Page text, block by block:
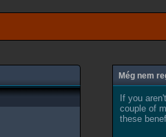
Még nem
If you
couple of
these